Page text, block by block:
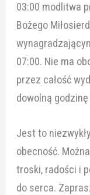
03:00 modlitwa
Bożego
07:00. Nie ma
przez całość
dowolną
Jest to
obecność.
troski, radości i
do serca.